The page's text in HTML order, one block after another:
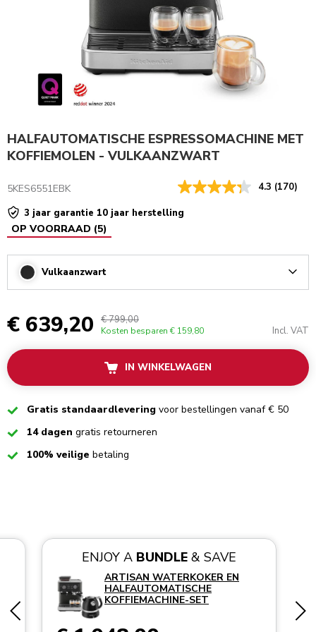
HALFAUTOMATISCHE ESPRESSOMACHINE MET
KOFFIEMOLEN - VULKAANZWART
5KES6551EBK 4.3 (170)
3 jaar garantie 10 jaar herstelling
OP VOORRAAD (5)
Vulkaanzwart
€ 639,20 € 799,00
Kosten besparen € 159,80 Incl. VAT
IN WINKELWAGEN
CheckedGratis standaardlevering voor bestellingen vanaf € 50
Checked14 dagen gratis retourneren
Checked100% veilige betaling
ENJOY A BUNDLE& SAVE
ARTISAN WATERKOKER EN
HALFAUTOMATISCHE
KOFFIEMACHINE-SET